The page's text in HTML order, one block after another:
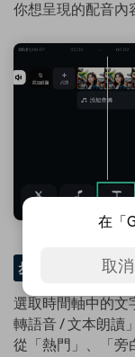
你想呈現的配音內
步驟三： 啟用
選取時間軸中的文
轉語音 / 文本朗讀
從「熱門」、「旁
在「
取消